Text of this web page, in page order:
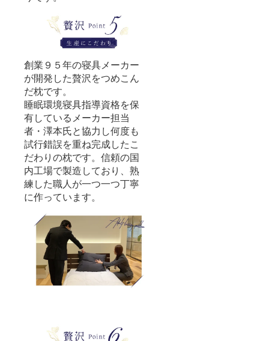
創業９５年の寝具メーカー
が開発した贅沢をつめこん
だ枕です。
睡眠環境寝具指導資格を保
有しているメーカー担当
者・澤本氏と協力し何度も
試行錯誤を重ね完成したこ
だわりの枕です。信頼の国
内工場で製造しており、熟
練した職人が一つ一つ丁寧
に作っています。